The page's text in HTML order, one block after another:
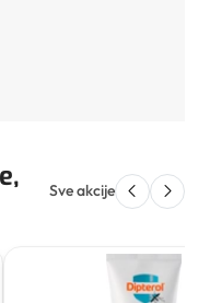
Sve akcije